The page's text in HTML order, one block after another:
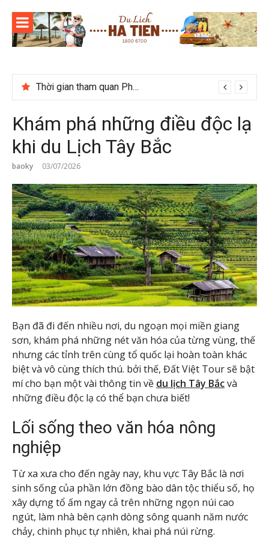
content
Tour du lịch Phú Quốc 3N3D: Hành trình khám phá đảo Ngọc
Khám phá những điều độc lạ
khi du Lịch Tây Bắc
baoky 03/07/2026
Bạn đã đi đến nhiều nơi, du ngoạn mọi miền giang
sơn, khám phá những nét văn hóa của từng vùng, thế
nhưng các tỉnh trên cùng tổ quốc lại hoàn toàn khác
biệt và vô cùng thích thú. bởi thế, Đất Việt Tour sẽ bật
mí cho bạn một vài thông tin về du lịch Tây Bắcvà
những điều độc lạ có thể bạn chưa biết!
Lối sống theo văn hóa nông
nghiệp
Từ xa xưa cho đến ngày nay, khu vực Tây Bắc là nơi
sinh sống của phần lớn đồng bào dân tộc thiểu số, họ
xây dựng tổ ấm ngay cả trên những ngọn núi cao
ngút, làm nhà bên cạnh dòng sông quanh năm nước
chảy, chinh phục tự nhiên, khai phá núi rừng.